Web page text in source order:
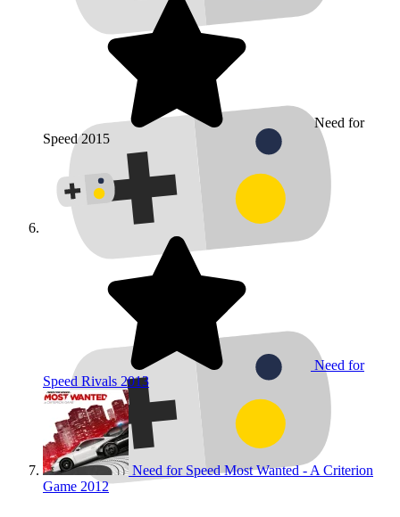
Need for
Speed2015
Need for
Speed Rivals 2013
Need for Speed Most Wanted - A Criterion
Game 2012